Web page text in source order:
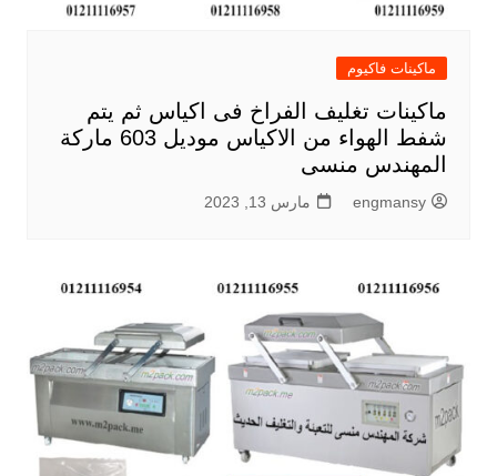
ماكينات فاكيوم
ماكينات تغليف الفراخ فى اكياس ثم يتم
شفط الهواء من الاكياس موديل 603 ماركة
المهندس منسى
engmansy مارس 13, 2023